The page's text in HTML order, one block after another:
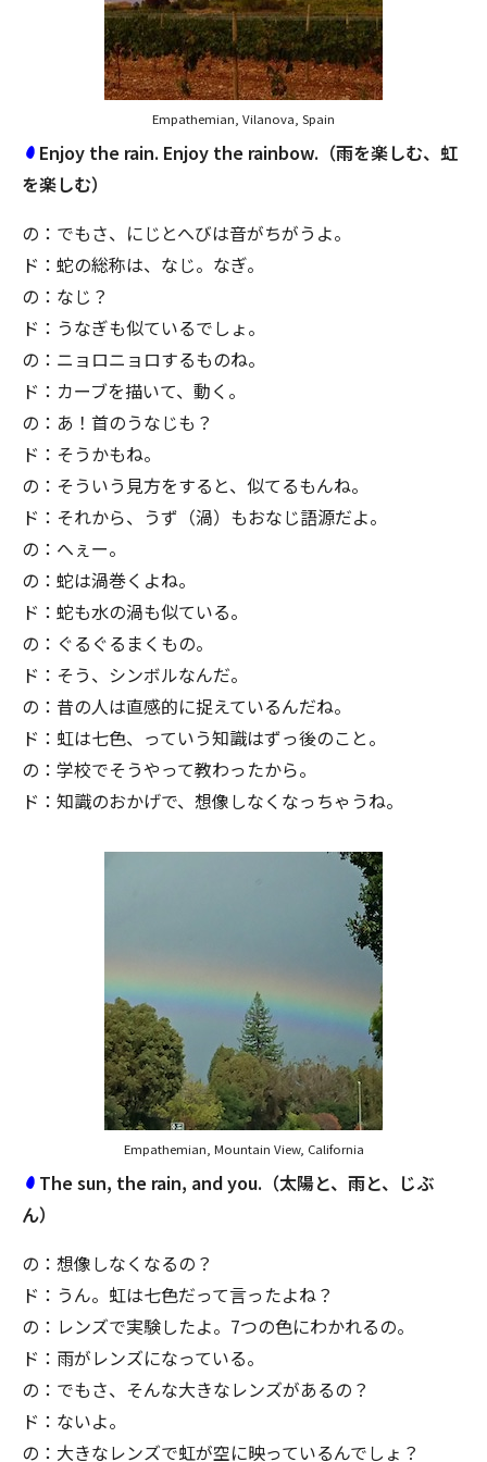
Empathemian, Vilanova, Spain
Enjoy the rain. Enjoy the rainbow.（雨を楽しむ、虹
を楽しむ）
の：でもさ、にじとへびは音がちがうよ。
ド：蛇の総称は、なじ。なぎ。
の：なじ？
ド：うなぎも似ているでしょ。
の：ニョロニョロするものね。
ド：カーブを描いて、動く。
の：あ！首のうなじも？
ド：そうかもね。
の：そういう見方をすると、似てるもんね。
ド：それから、うず（渦）もおなじ語源だよ。
の：へぇー。
の：蛇は渦巻くよね。
ド：蛇も水の渦も似ている。
の：ぐるぐるまくもの。
ド：そう、シンボルなんだ。
の：昔の人は直感的に捉えているんだね。
ド：虹は七色、っていう知識はずっ後のこと。
の：学校でそうやって教わったから。
ド：知識のおかげで、想像しなくなっちゃうね。
Empathemian, Mountain View, California
The sun, the rain, and you.（太陽と、雨と、じぶ
ん）
の：想像しなくなるの？
ド：うん。虹は七色だって言ったよね？
の：レンズで実験したよ。7つの色にわかれるの。
ド：雨がレンズになっている。
の：でもさ、そんな大きなレンズがあるの？
ド：ないよ。
の：大きなレンズで虹が空に映っているんでしょ？